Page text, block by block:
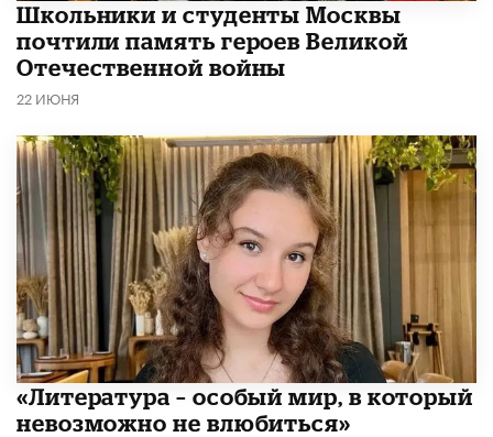
Школьники и студенты Москвы
почтили память героев Великой
Отечественной войны
22 ИЮНЯ
​«Литература – особый мир, в который
невозможно не влюбиться»